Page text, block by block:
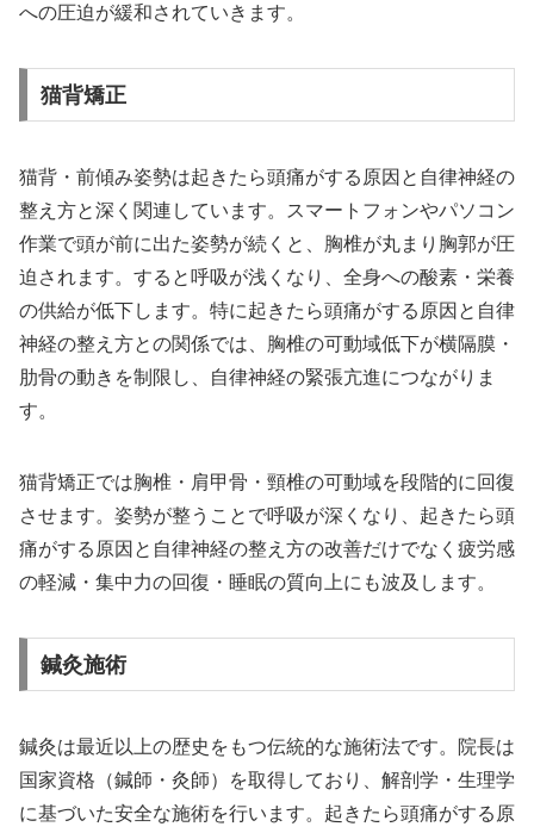
への圧迫が緩和されていきます。
猫背矯正
猫背・前傾み姿勢は起きたら頭痛がする原因と自律神経の
整え方と深く関連しています。スマートフォンやパソコン
作業で頭が前に出た姿勢が続くと、胸椎が丸まり胸郭が圧
迫されます。すると呼吸が浅くなり、全身への酸素・栄養
の供給が低下します。特に起きたら頭痛がする原因と自律
神経の整え方との関係では、胸椎の可動域低下が横隔膜・
肋骨の動きを制限し、自律神経の緊張亢進につながりま
す。
猫背矯正では胸椎・肩甲骨・頸椎の可動域を段階的に回復
させます。姿勢が整うことで呼吸が深くなり、起きたら頭
痛がする原因と自律神経の整え方の改善だけでなく疲労感
の軽減・集中力の回復・睡眠の質向上にも波及します。
鍼灸施術
鍼灸は最近以上の歴史をもつ伝統的な施術法です。院長は
国家資格（鍼師・灸師）を取得しており、解剖学・生理学
に基づいた安全な施術を行います。起きたら頭痛がする原